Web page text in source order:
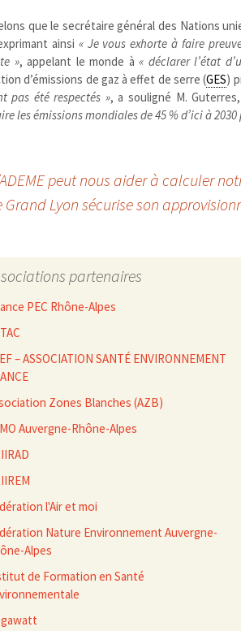
Santé
Sols
Sommeil
que le secrétaire général des Nations
ainsi « Je vous exhorte à faire
», appelant le monde à « déclarer l’état
d’émissions de gaz à effet de serre (GES)
pas été respectés », a souligné M.
les émissions mondiales de 45 % d’ici à
peut nous aider à calculer
Grand Lyon sécurise son
partenaires
PEC Rhône-Alpes
– ASSOCIATION SANTÉ ENVIRONNEMENT
Zones Blanches (AZB)
Auvergne-Rhône-Alpes
l'Air et moi
Nature Environnement Auvergne-
Alpes
de Formation en Santé